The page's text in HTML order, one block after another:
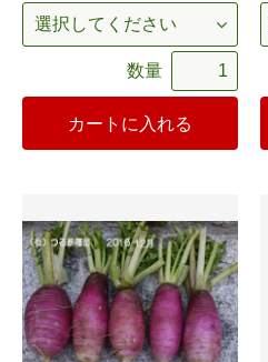
数量
カートに入れる